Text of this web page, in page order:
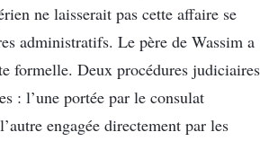
ne laisserait pas cette affaire se
administratifs. Le père de Wassim a
formelle. Deux procédures judiciaires
: l’une portée par le consulat
engagée directement par les